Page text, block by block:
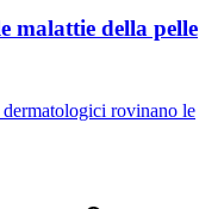
malattie della pelle
rovinano le